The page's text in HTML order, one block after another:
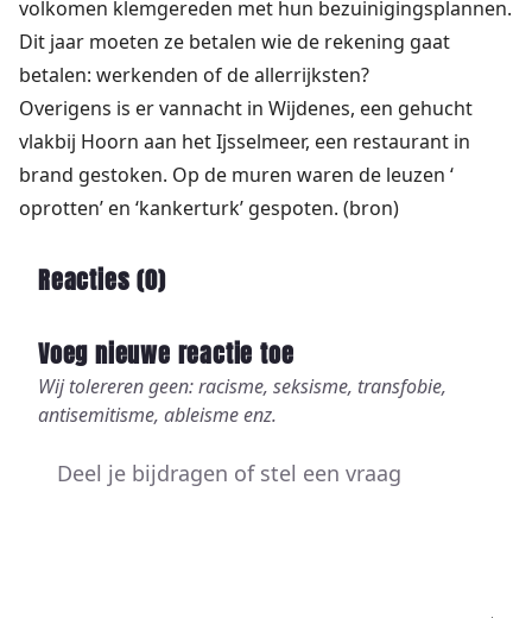
volkomen klemgereden met hun bezuinigingsplannen.
Dit jaar moeten ze betalen wie de rekening gaat
betalen: werkenden of de allerrijksten?
Overigens is er vannacht in Wijdenes, een gehucht
vlakbij Hoorn aan het Ijsselmeer, een restaurant in
brand gestoken. Op de muren waren de leuzen ‘
oprotten’ en ‘kankerturk’ gespoten. (bron)
Reacties (0)
Voeg nieuwe reactie toe
Wij tolereren geen: racisme, seksisme, transfobie,
antisemitisme, ableisme enz.